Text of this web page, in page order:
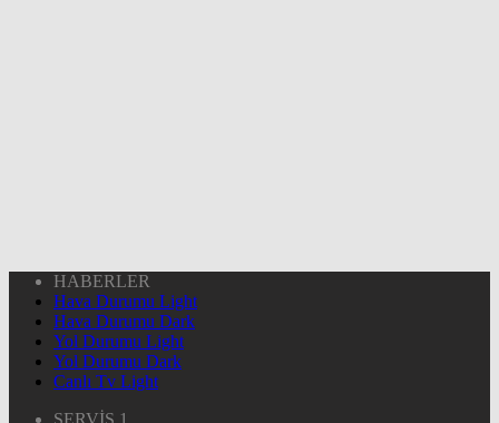
HABERLER
Hava Durumu Light
Hava Durumu Dark
Yol Durumu Light
Yol Durumu Dark
Canlı Tv Light
SERVİS 1